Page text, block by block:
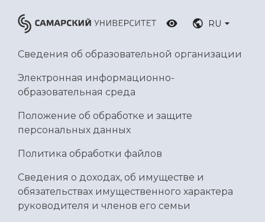
RU
Сведения об образовательной организации
Электронная информационно-
образовательная среда
Положение об обработке и защите
персональных данных
Политика обработки файлов
Сведения о доходах, об имуществе и
обязательствах имущественного характера
руководителя и членов его семьи